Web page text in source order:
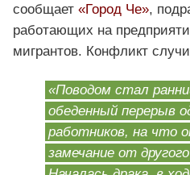
сообщает «Город Че»,
работающих на
мигрантов. Конфликт
«Поводом стал
обеденный перерыв
работников, на что
замечание от